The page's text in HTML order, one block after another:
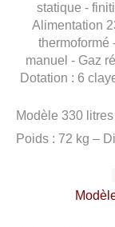
statique -
Alimentation
thermoformé
manuel - Gaz
Dotation : 6
Modèle 330
Poids : 72 kg –